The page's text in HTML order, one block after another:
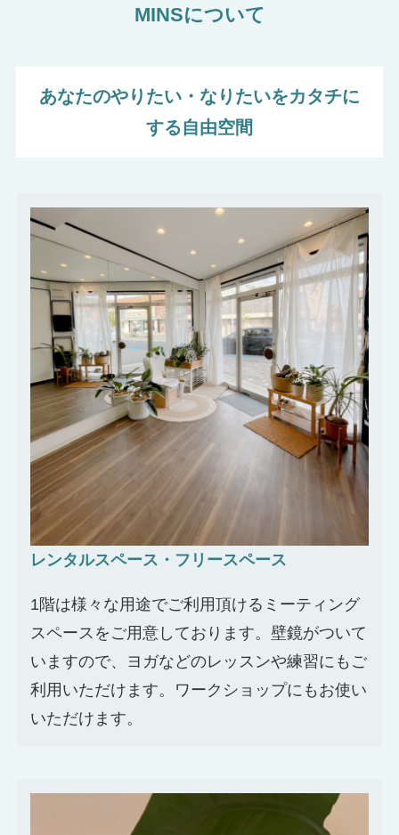
MINSについて
あなたのやりたい・なりたいをカタチに
する自由空間
レンタルスペース・フリースペース
1階は様々な用途でご利用頂けるミーティング
スペースをご用意しております。壁鏡がついて
いますので、ヨガなどのレッスンや練習にもご
利用いただけます。ワークショップにもお使い
いただけます。